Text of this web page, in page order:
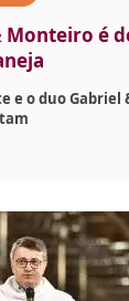
é
e o duo Gabriel